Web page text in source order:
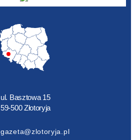
ul. Basztowa 15
59-500 Złotoryja
gazeta@zlotoryja.pl